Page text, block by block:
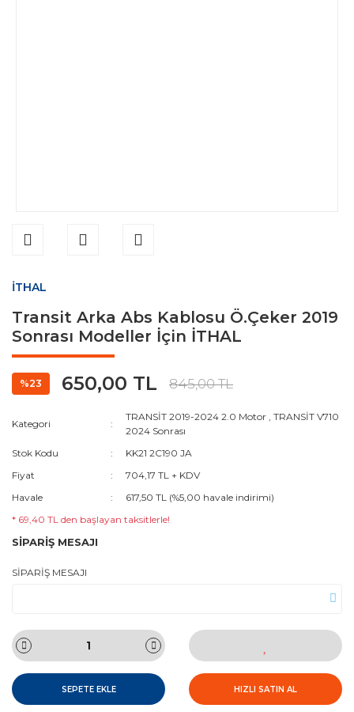
İTHAL
Transit Arka Abs Kablosu Ö.Çeker 2019
Sonrası Modeller İçin İTHAL
%23 650,00 TL 845,00 TL
Kategori
TRANSİT 2019-2024 2.0 Motor ,TRANSİT V710
2024 Sonrası
Stok Kodu
KK21 2C190 JA
Fiyat
704,17 TL + KDV
Havale
617,50 TL (%5,00 havale indirimi)
* 69,40 TL den başlayan taksitlerle!
SİPARİŞ MESAJI
SİPARİŞ MESAJI
SEPETE EKLE HIZLI SATIN AL